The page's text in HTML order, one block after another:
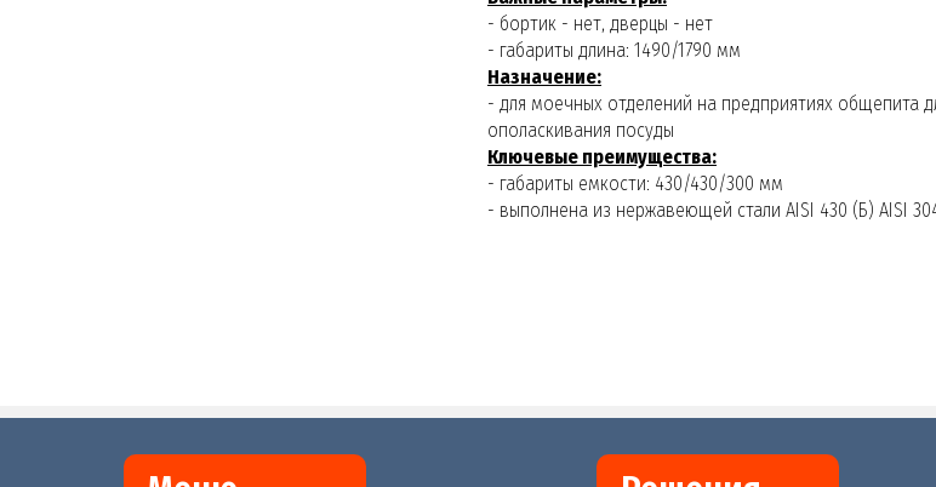
- бортик - нет, дверцы - нет
- габариты длина: 1490/1790 мм
Назначение:
- для моечных отделений на предприятиях общепита
ополаскивания посуды
Ключевые преимущества:
- габариты емкости: 430/430/300 мм
- выполнена из нержавеющей стали AISI 430 (Б) AISI